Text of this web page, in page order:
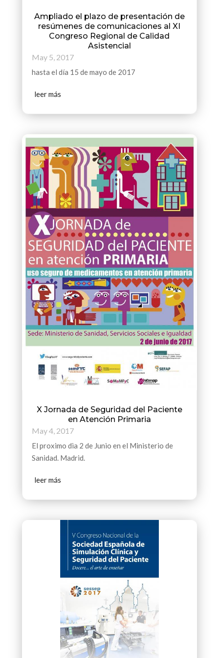
Ampliado el plazo de presentación de
resúmenes de comunicaciones al XI
Congreso Regional de Calidad
Asistencial
May 5, 2017
hasta el día 15 de mayo de 2017
leer más
X Jornada de Seguridad del Paciente
en Atención Primaria
May 4, 2017
El proximo dia 2 de Junio en el Ministerio de
Sanidad. Madrid.
leer más